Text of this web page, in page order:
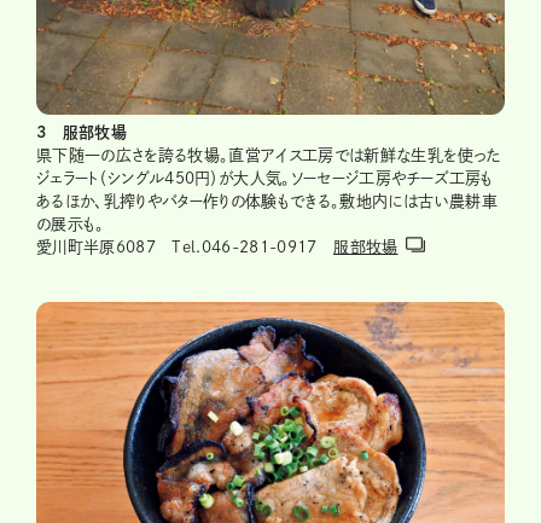
3 服部牧場
県下随一の広さを誇る牧場。直営アイス工房では新鮮な生乳を使った
ジェラート（シングル450円）が大人気。ソーセージ工房やチーズ工房も
あるほか、乳搾りやバター作りの体験もできる。敷地内には古い農耕車
の展示も。
愛川町半原6087 Tel.046-281-0917 服部牧場